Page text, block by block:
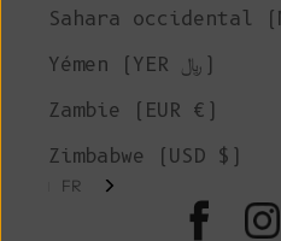
Yémen (YER ﷼)
Zambie (EUR €)
Zimbabwe (USD $)
FR